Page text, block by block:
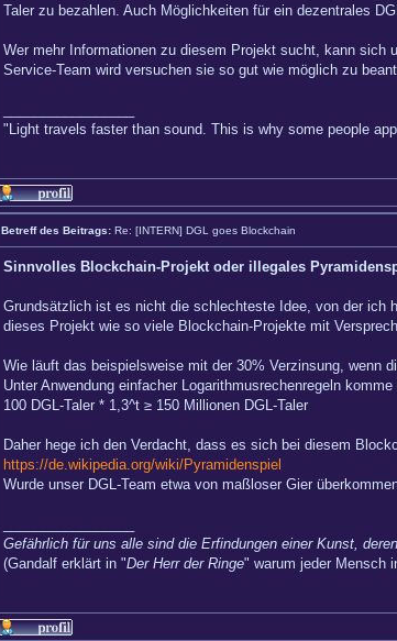
Taler zu bezahlen. Auch Möglichkeiten für ein dezentrales
Wer mehr Informationen zu diesem Projekt sucht, kann sich
Service-Team wird versuchen sie so gut wie möglich zu
"Light travels faster than sound. This is why some people
Betreff des Beitrags: Re: [INTERN] DGL goes Blockchain
Sinnvolles Blockchain-Projekt oder illegales
Grundsätzlich ist es nicht die schlechteste Idee, von der ich
dieses Projekt wie so viele Blockchain-Projekte mit
Wie läuft das beispielsweise mit der 30% Verzinsung, wenn
Unter Anwendung einfacher Logarithmusrechenregeln
100 DGL-Taler * 1,3^t ≥ 150 Millionen DGL-Taler
Daher hege ich den Verdacht, dass es sich bei diesem
https://de.wikipedia.org/wiki/Pyramidenspiel
Wurde unser DGL-Team etwa von maßloser Gier
Gefährlich für uns alle sind die Erfindungen einer Kunst,
(Gandalf erklärt in "Der Herr der Ringe" warum jeder Mensch